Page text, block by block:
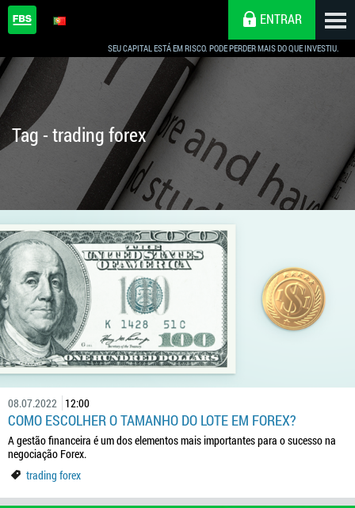
SEU CAPITAL ESTÁ EM RISCO. PODE PERDER MAIS DO QUE INVESTIU.
ENTRAR
Tag - trading forex
08.07.2022 12:00
COMO ESCOLHER O TAMANHO DO LOTE EM FOREX?
A gestão financeira é um dos elementos mais importantes para o sucesso na
negociação Forex.
trading forex